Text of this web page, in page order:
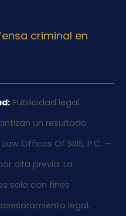
criminal en
Publicidad legal.
un resultado
Offices Of SRIS, P.C. —
cita previa. La
solo con fines
legal.